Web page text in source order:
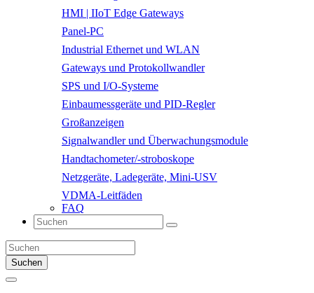
HMI | IIoT Edge Gateways
Panel-PC
Industrial Ethernet und WLAN
Gateways und Protokollwandler
SPS und I/O-Systeme
Einbaumessgeräte und PID-Regler
Großanzeigen
Signalwandler und Überwachungsmodule
Handtachometer/-stroboskope
Netzgeräte, Ladegeräte, Mini-USV
VDMA-Leitfäden
FAQ
Suchen